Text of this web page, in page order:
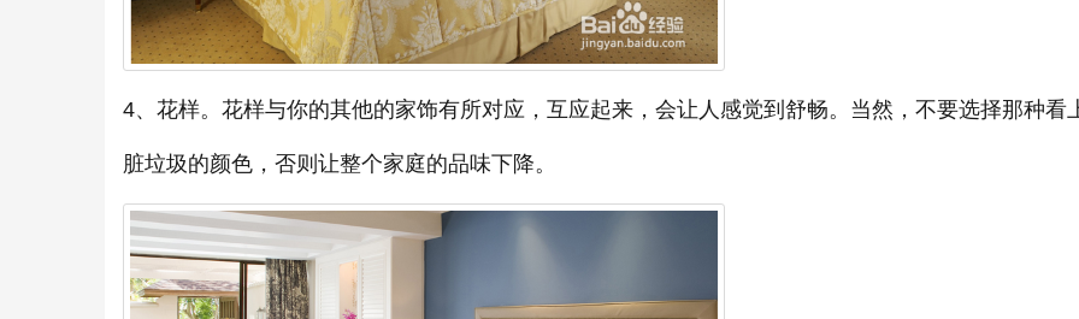
4、花样。花样与你的其他的家饰有所对应，互应起来，会让人感觉到舒畅。当然，不要选择那种看
脏垃圾的颜色，否则让整个家庭的品味下降。